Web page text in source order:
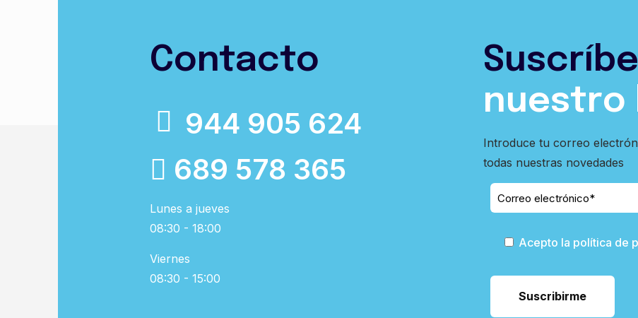
Contacto
944 905 624
689 578 365
Lunes a jueves
08:30 - 18:00
Viernes
08:30 - 15:00
nuestro
Introduce tu correo
todas nuestras novedades
Acepto la política de